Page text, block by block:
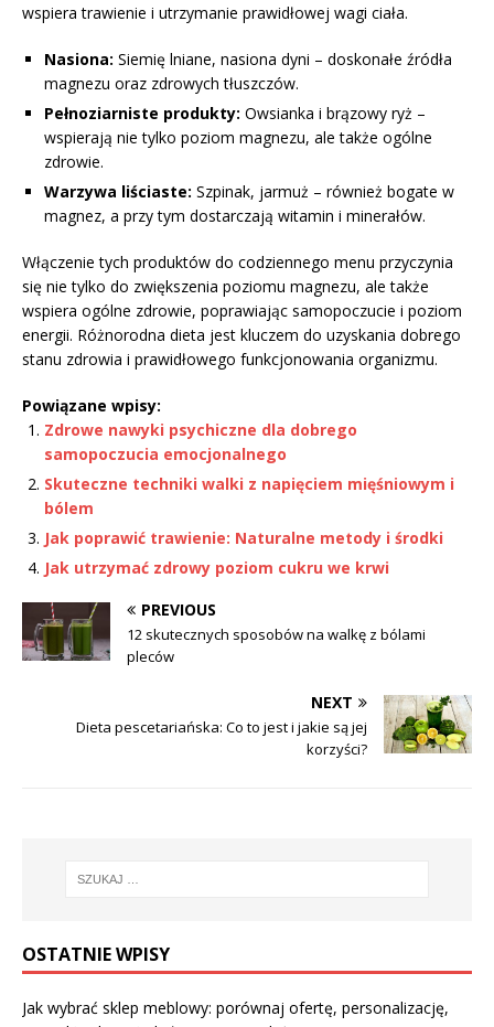
wspiera trawienie i utrzymanie prawidłowej wagi ciała.
Nasiona: Siemię lniane, nasiona dyni – doskonałe źródła
magnezu oraz zdrowych tłuszczów.
Pełnoziarniste produkty: Owsianka i brązowy ryż –
wspierają nie tylko poziom magnezu, ale także ogólne
zdrowie.
Warzywa liściaste: Szpinak, jarmuż – również bogate w
magnez, a przy tym dostarczają witamin i minerałów.
Włączenie tych produktów do codziennego menu przyczynia
się nie tylko do zwiększenia poziomu magnezu, ale także
wspiera ogólne zdrowie, poprawiając samopoczucie i poziom
energii. Różnorodna dieta jest kluczem do uzyskania dobrego
stanu zdrowia i prawidłowego funkcjonowania organizmu.
Powiązane wpisy:
Zdrowe nawyki psychiczne dla dobrego
samopoczucia emocjonalnego
Skuteczne techniki walki z napięciem mięśniowym i
bólem
Jak poprawić trawienie: Naturalne metody i środki
Jak utrzymać zdrowy poziom cukru we krwi
PREVIOUS
12 skutecznych sposobów na walkę z bólami
pleców
NEXT
Dieta pescetariańska: Co to jest i jakie są jej
korzyści?
OSTATNIE WPISY
Jak wybrać sklep meblowy: porównaj ofertę, personalizację,